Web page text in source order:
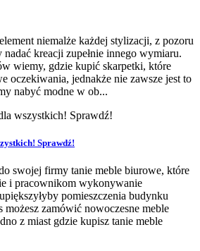
niemalże każdej stylizacji, z pozoru
nadać kreacji zupełnie innego wymiaru.
wiemy, gdzie kupić skarpetki, które
oczekiwania, jednakże nie zawsze jest to
nabyć modne w ob...
Sprawdź!
swojej firmy tanie meble biurowe, które
i pracownikom wykonywanie
pomieszczenia budynku
zamówić nowoczesne meble
z miast gdzie kupisz tanie meble